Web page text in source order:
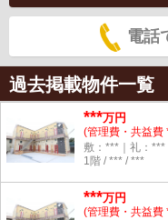
電話
過去掲載物件一覧
***万円
(管理費・共益費
敷：***｜礼：***
1階 / *** / ***
***万円
(管理費・共益費